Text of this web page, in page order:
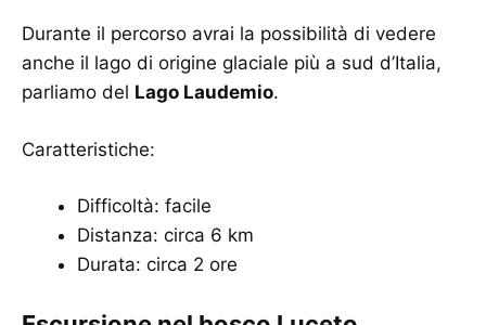
Durante il percorso avrai la possibilità di vedere
anche il lago di origine glaciale più a sud d’Italia,
parliamo del Lago Laudemio.
Caratteristiche:
Difficoltà: facile
Distanza: circa 6 km
Durata: circa 2 ore